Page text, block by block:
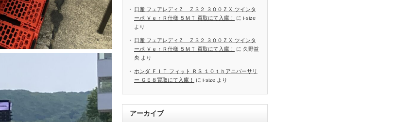
日産 フェアレディＺ Ｚ３２ ３００ＺＸ ツインタ
ーボ ＶｅｒＲ仕様 ５ＭＴ 買取にて入庫！
に i-size
より
日産 フェアレディＺ Ｚ３２ ３００ＺＸ ツインタ
ーボ ＶｅｒＲ仕様 ５ＭＴ 買取にて入庫！
に 久野益
央 より
ホンダ ＦＩＴ フィット ＲＳ １０ｔｈアニバーサリ
ー ＧＥ８買取にて入庫！
に i-size より
アーカイブ